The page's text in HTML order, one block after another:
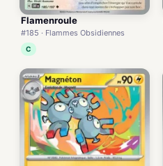
Flamenroule
#185 · Flammes Obsidiennes
C